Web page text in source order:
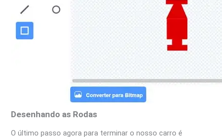
Desenhando as Rodas
O último passo agora para terminar o nosso carro é